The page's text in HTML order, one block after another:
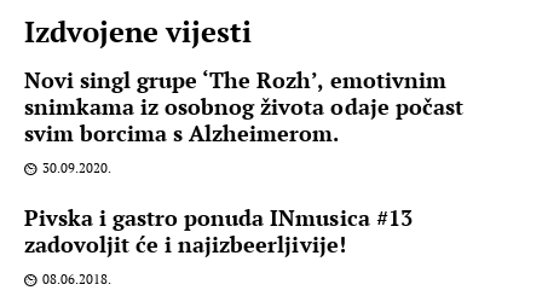
Izdvojene vijesti
Novi singl grupe ‘The Rozh’, emotivnim
snimkama iz osobnog života odaje počast
svim borcima s Alzheimerom.
30.09.2020.
Pivska i gastro ponuda INmusica #13
zadovoljit će i najizbeerljivije!
08.06.2018.